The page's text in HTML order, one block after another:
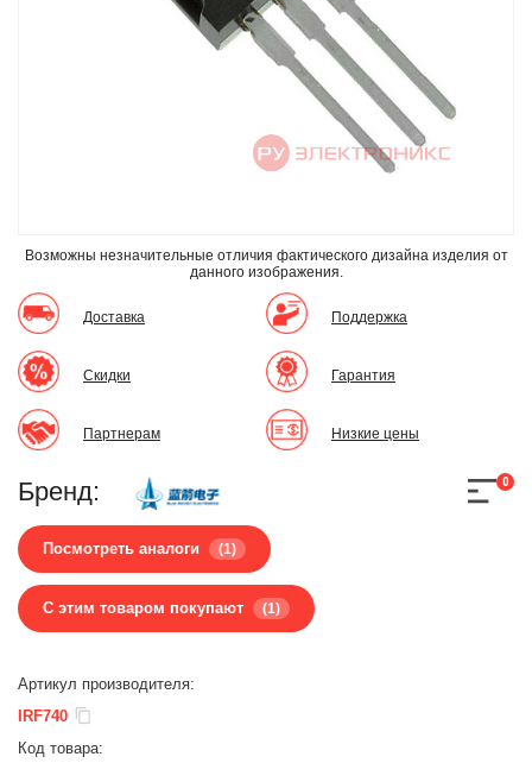
Возможны незначительные отличия фактического дизайна изделия от
данного изображения.
Доставка
Скидки
Партнерам
Поддержка
Гарантия
Низкие цены
Бренд:
Посмотреть аналоги (1)
С этим товаром покупают (1)
0
Артикул производителя:
IRF740
Код товара: